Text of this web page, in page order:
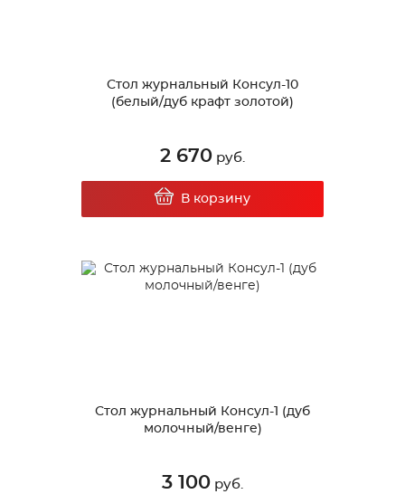
Стол журнальный Консул-10
(белый/дуб крафт золотой)
2 670 руб.
В корзину
Стол журнальный Консул-1 (дуб
молочный/венге)
3 100 руб.